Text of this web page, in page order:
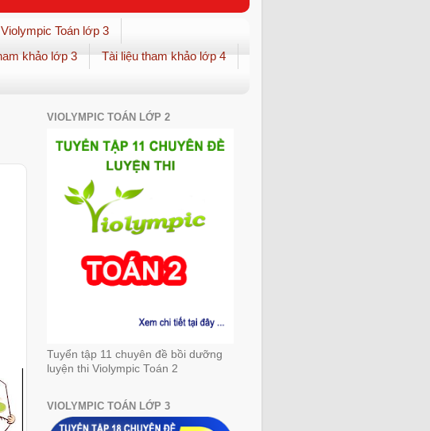
Violympic Toán lớp 3
khảo lớp 3
Tài liệu tham khảo lớp 4
VIOLYMPIC TOÁN LỚP 2
Tuyển tập 11 chuyên đề bồi dưỡng
luyện thi Violympic Toán 2
VIOLYMPIC TOÁN LỚP 3